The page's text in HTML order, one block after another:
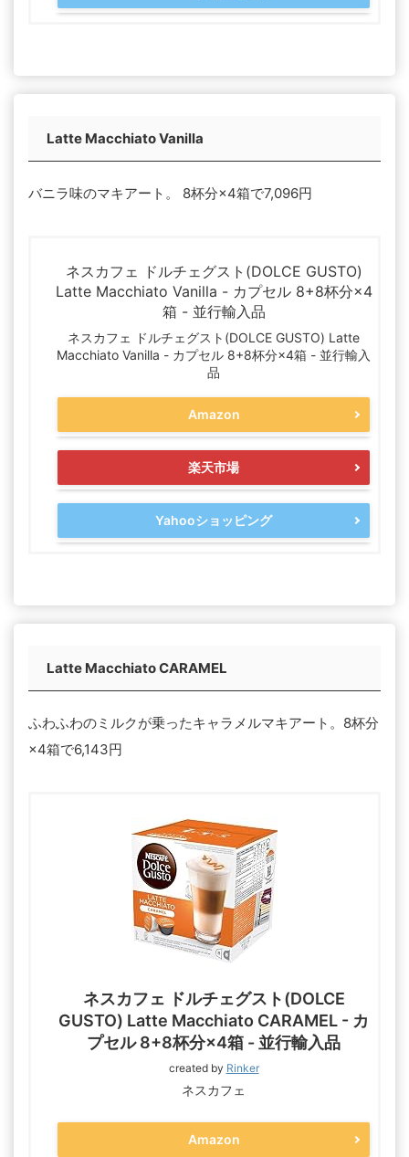
Latte Macchiato Vanilla
バニラ味のマキアート。 8杯分×4箱で7,096円
ネスカフェ ドルチェグスト(DOLCE GUSTO)
Latte Macchiato Vanilla - カプセル 8+8杯分×4
箱 - 並行輸入品
ネスカフェ ドルチェグスト(DOLCE GUSTO) Latte
Macchiato Vanilla - カプセル 8+8杯分×4箱 - 並行輸入
品
Amazon
楽天市場
Yahooショッピング
Latte Macchiato CARAMEL
ふわふわのミルクが乗ったキャラメルマキアート。8杯分
×4箱で6,143円
ネスカフェ ドルチェグスト(DOLCE
GUSTO) Latte Macchiato CARAMEL - カ
プセル 8+8杯分×4箱 - 並行輸入品
created by Rinker
ネスカフェ
Amazon